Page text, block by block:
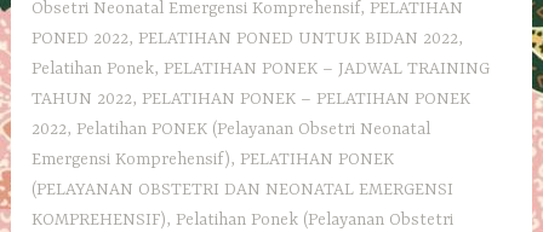
Obsetri Neonatal Emergensi Komprehensif, PELATIHAN
PONED 2022, PELATIHAN PONED UNTUK BIDAN 2022,
Pelatihan Ponek, PELATIHAN PONEK – JADWAL TRAINING
TAHUN 2022, PELATIHAN PONEK – PELATIHAN PONEK
2022, Pelatihan PONEK (Pelayanan Obsetri Neonatal
Emergensi Komprehensif), PELATIHAN PONEK
(PELAYANAN OBSTETRI DAN NEONATAL EMERGENSI
KOMPREHENSIF), Pelatihan Ponek (Pelayanan Obstetri